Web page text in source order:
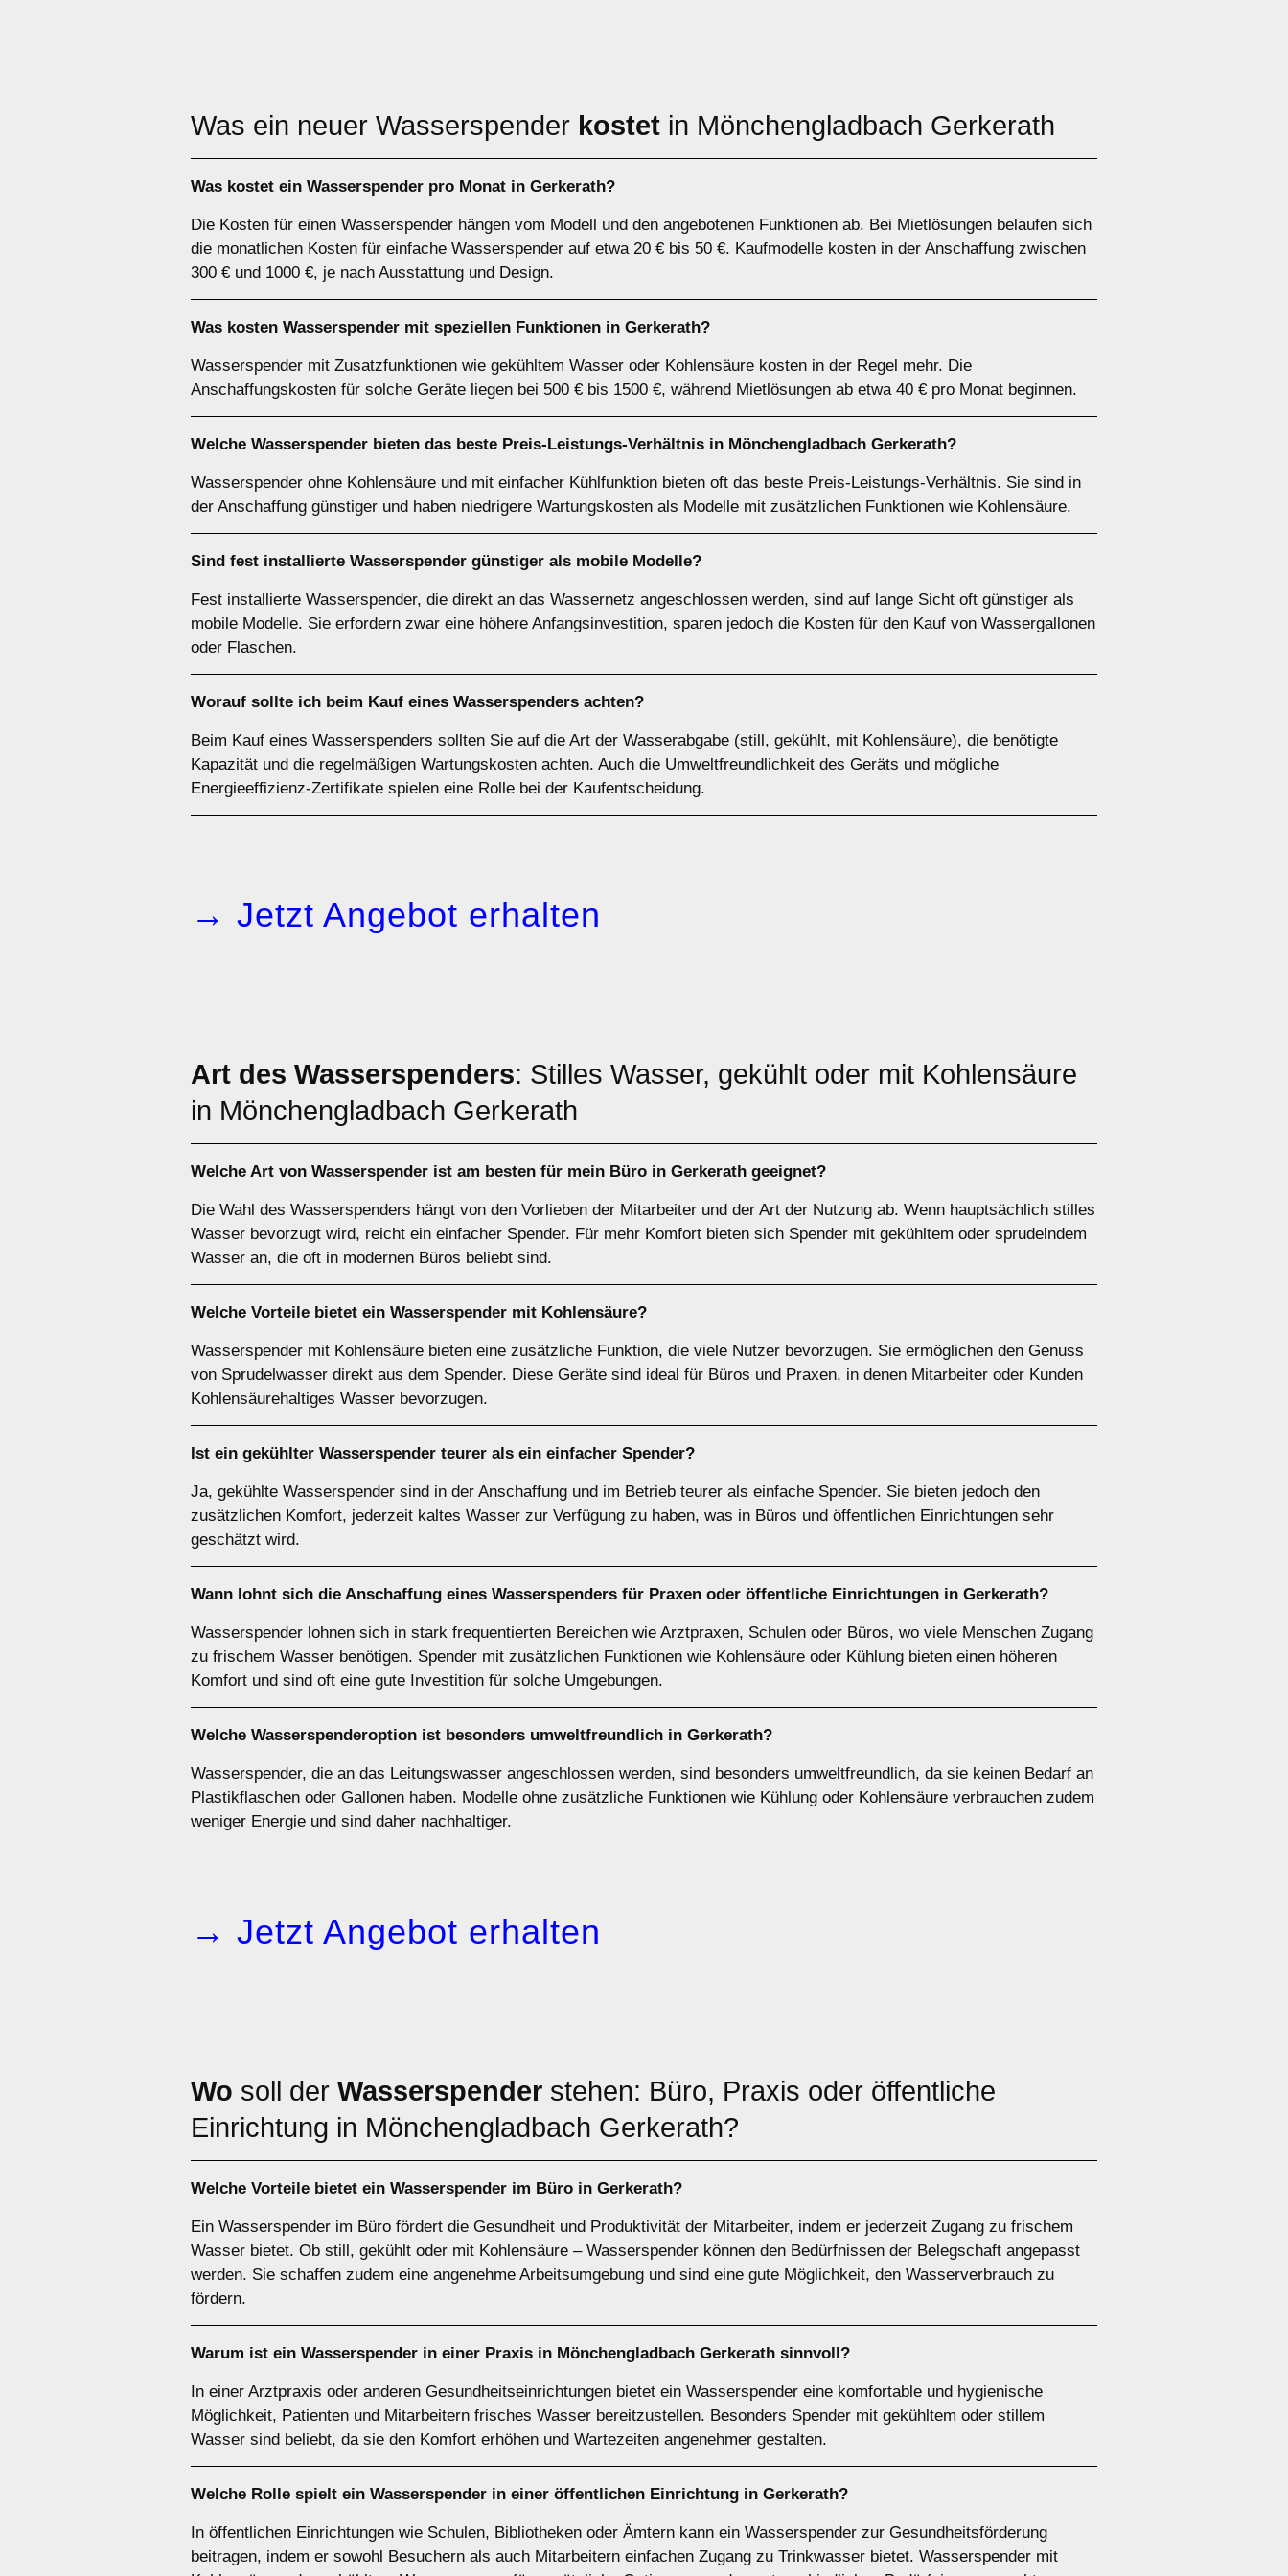
Was ein neuer Wasserspender kostet in Mönchengladbach Gerkerath
Was kostet ein Wasserspender pro Monat in Gerkerath?
Die Kosten für einen Wasserspender hängen vom Modell und den angebotenen Funktionen ab. Bei Mietlösungen belaufen sich
die monatlichen Kosten für einfache Wasserspender auf etwa 20 € bis 50 €. Kaufmodelle kosten in der Anschaffung zwischen
300 € und 1000 €, je nach Ausstattung und Design.
Was kosten Wasserspender mit speziellen Funktionen in Gerkerath?
Wasserspender mit Zusatzfunktionen wie gekühltem Wasser oder Kohlensäure kosten in der Regel mehr. Die
Anschaffungskosten für solche Geräte liegen bei 500 € bis 1500 €, während Mietlösungen ab etwa 40 € pro Monat beginnen.
Welche Wasserspender bieten das beste Preis-Leistungs-Verhältnis in Mönchengladbach Gerkerath?
Wasserspender ohne Kohlensäure und mit einfacher Kühlfunktion bieten oft das beste Preis-Leistungs-Verhältnis. Sie sind in
der Anschaffung günstiger und haben niedrigere Wartungskosten als Modelle mit zusätzlichen Funktionen wie Kohlensäure.
Sind fest installierte Wasserspender günstiger als mobile Modelle?
Fest installierte Wasserspender, die direkt an das Wassernetz angeschlossen werden, sind auf lange Sicht oft günstiger als
mobile Modelle. Sie erfordern zwar eine höhere Anfangsinvestition, sparen jedoch die Kosten für den Kauf von Wassergallonen
oder Flaschen.
Worauf sollte ich beim Kauf eines Wasserspenders achten?
Beim Kauf eines Wasserspenders sollten Sie auf die Art der Wasserabgabe (still, gekühlt, mit Kohlensäure), die benötigte
Kapazität und die regelmäßigen Wartungskosten achten. Auch die Umweltfreundlichkeit des Geräts und mögliche
Energieeffizienz-Zertifikate spielen eine Rolle bei der Kaufentscheidung.
→ Jetzt Angebot erhalten
Art des Wasserspenders: Stilles Wasser, gekühlt oder mit Kohlensäure
in Mönchengladbach Gerkerath
Welche Art von Wasserspender ist am besten für mein Büro in Gerkerath geeignet?
Die Wahl des Wasserspenders hängt von den Vorlieben der Mitarbeiter und der Art der Nutzung ab. Wenn hauptsächlich stilles
Wasser bevorzugt wird, reicht ein einfacher Spender. Für mehr Komfort bieten sich Spender mit gekühltem oder sprudelndem
Wasser an, die oft in modernen Büros beliebt sind.
Welche Vorteile bietet ein Wasserspender mit Kohlensäure?
Wasserspender mit Kohlensäure bieten eine zusätzliche Funktion, die viele Nutzer bevorzugen. Sie ermöglichen den Genuss
von Sprudelwasser direkt aus dem Spender. Diese Geräte sind ideal für Büros und Praxen, in denen Mitarbeiter oder Kunden
Kohlensäurehaltiges Wasser bevorzugen.
Ist ein gekühlter Wasserspender teurer als ein einfacher Spender?
Ja, gekühlte Wasserspender sind in der Anschaffung und im Betrieb teurer als einfache Spender. Sie bieten jedoch den
zusätzlichen Komfort, jederzeit kaltes Wasser zur Verfügung zu haben, was in Büros und öffentlichen Einrichtungen sehr
geschätzt wird.
Wann lohnt sich die Anschaffung eines Wasserspenders für Praxen oder öffentliche Einrichtungen in Gerkerath?
Wasserspender lohnen sich in stark frequentierten Bereichen wie Arztpraxen, Schulen oder Büros, wo viele Menschen Zugang
zu frischem Wasser benötigen. Spender mit zusätzlichen Funktionen wie Kohlensäure oder Kühlung bieten einen höheren
Komfort und sind oft eine gute Investition für solche Umgebungen.
Welche Wasserspenderoption ist besonders umweltfreundlich in Gerkerath?
Wasserspender, die an das Leitungswasser angeschlossen werden, sind besonders umweltfreundlich, da sie keinen Bedarf an
Plastikflaschen oder Gallonen haben. Modelle ohne zusätzliche Funktionen wie Kühlung oder Kohlensäure verbrauchen zudem
weniger Energie und sind daher nachhaltiger.
→ Jetzt Angebot erhalten
Wo soll der Wasserspender stehen: Büro, Praxis oder öffentliche
Einrichtung in Mönchengladbach Gerkerath?
Welche Vorteile bietet ein Wasserspender im Büro in Gerkerath?
Ein Wasserspender im Büro fördert die Gesundheit und Produktivität der Mitarbeiter, indem er jederzeit Zugang zu frischem
Wasser bietet. Ob still, gekühlt oder mit Kohlensäure – Wasserspender können den Bedürfnissen der Belegschaft angepasst
werden. Sie schaffen zudem eine angenehme Arbeitsumgebung und sind eine gute Möglichkeit, den Wasserverbrauch zu
fördern.
Warum ist ein Wasserspender in einer Praxis in Mönchengladbach Gerkerath sinnvoll?
In einer Arztpraxis oder anderen Gesundheitseinrichtungen bietet ein Wasserspender eine komfortable und hygienische
Möglichkeit, Patienten und Mitarbeitern frisches Wasser bereitzustellen. Besonders Spender mit gekühltem oder stillem
Wasser sind beliebt, da sie den Komfort erhöhen und Wartezeiten angenehmer gestalten.
Welche Rolle spielt ein Wasserspender in einer öffentlichen Einrichtung in Gerkerath?
In öffentlichen Einrichtungen wie Schulen, Bibliotheken oder Ämtern kann ein Wasserspender zur Gesundheitsförderung
beitragen, indem er sowohl Besuchern als auch Mitarbeitern einfachen Zugang zu Trinkwasser bietet. Wasserspender mit